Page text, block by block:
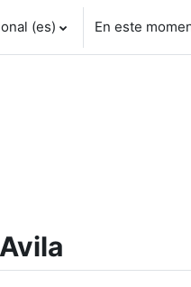
‎(es)‎ En este